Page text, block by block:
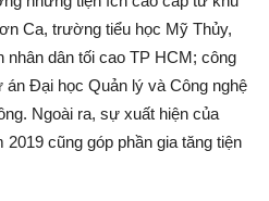
Ca, trường tiểu học Mỹ Thủy,
nhân dân tối cao TP HCM; công
án Đại học Quản lý và Công nghệ
Ngoài ra, sự xuất hiện của
cũng góp phần gia tăng tiện